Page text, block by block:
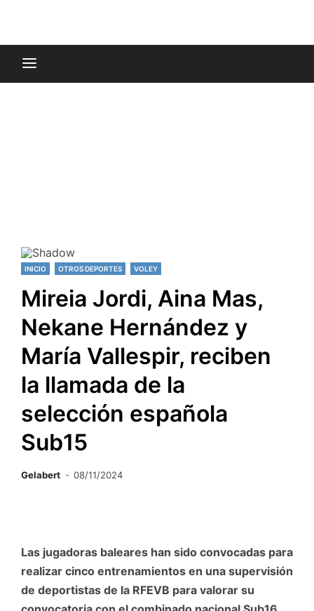
INICIO OTROS DEPORTES VOLEY
Mireia Jordi, Aina Mas,
Nekane Hernández y
María Vallespir, reciben
la llamada de la
selección española
Sub15
Gelabert 08/11/2024
Las jugadoras baleares han sido convocadas para
realizar cinco entrenamientos en una supervisión
de deportistas de la RFEVB para valorar su